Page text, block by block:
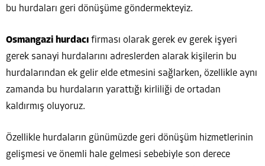
bu hurdaları geri dönüşüme göndermekteyiz.
Osmangazi hurdacı firması olarak gerek ev gerek işyeri
gerek sanayi hurdalarını adreslerden alarak kişilerin bu
hurdalarından ek gelir elde etmesini sağlarken, özellikle aynı
zamanda bu hurdaların yarattığı kirliliği de ortadan
kaldırmış oluyoruz.
Özellikle hurdaların günümüzde geri dönüşüm hizmetlerinin
gelişmesi ve önemli hale gelmesi sebebiyle son derece